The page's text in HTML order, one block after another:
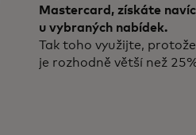
Mastercard, získáte
u vybraných nabídek.
Tak toho využijte,
je rozhodně větší než